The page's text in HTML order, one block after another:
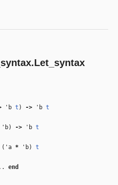
'b t ) ‑> 'b t
'b) ‑> 'b t
( 'a * 'b) t
end